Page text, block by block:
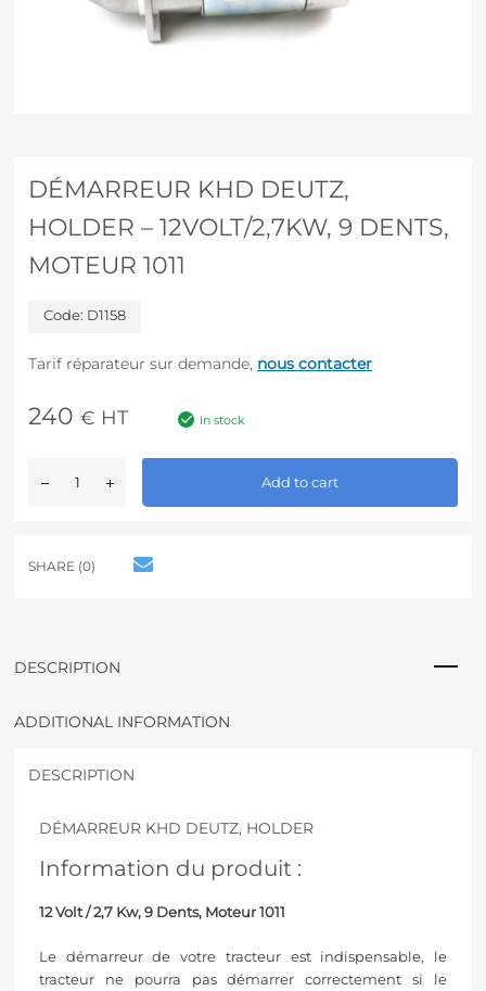
DÉMARREUR KHD DEUTZ,
HOLDER – 12VOLT/2,7KW, 9 DENTS,
MOTEUR 1011
Code: D1158
Tarif réparateur sur demande, nous contacter
240 € HT In stock
Add to cart
SHARE (0)
DESCRIPTION
ADDITIONAL INFORMATION
DESCRIPTION
DÉMARREUR KHD DEUTZ, HOLDER
Information du produit :
12 Volt / 2,7 Kw, 9 Dents, Moteur 1011
Le démarreur de votre tracteur est indispensable, le
tracteur ne pourra pas démarrer correctement si le